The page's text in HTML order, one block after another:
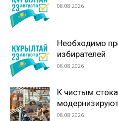
08.08.2026
Необходимо
избирателей
08.08.2026
К чистым
08.08.2026